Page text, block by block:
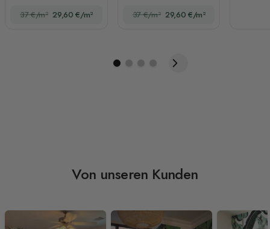
37 €/m² 29,60 €/m² 37 €/m² 29,60 €/m²
Von unseren Kunden